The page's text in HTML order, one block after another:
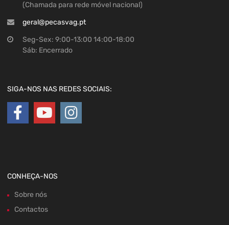
(Chamada para rede móvel nacional)
geral@pecasvag.pt
Seg-Sex: 9:00-13:00 14:00-18:00
Sáb: Encerrado
SIGA-NOS NAS REDES SOCIAIS:
CONHEÇA-NOS
Sobre nós
Contactos